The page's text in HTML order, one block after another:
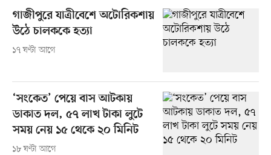
গাজীপুরে যাত্রীবেশে অটোরিকশায়
উঠে চালককে হত্যা
১৭ ঘণ্টা আগে
‘সংকেত’ পেয়ে বাস আটকায়
ডাকাত দল, ৫৭ লাখ টাকা লুটে
সময় নেয় ১৫ থেকে ২০ মিনিট
১৮ ঘণ্টা আগে